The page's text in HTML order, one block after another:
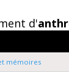
d'
mémoires